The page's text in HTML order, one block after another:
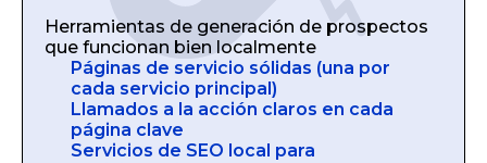
Herramientas de generación de prospectos
que funcionan bien localmente
Páginas de servicio sólidas (una por
cada servicio principal)
Llamados a la acción claros en cada
página clave
Servicios de SEO local para